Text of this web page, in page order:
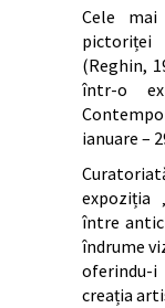
Cele
pictoriței
(Reghin,
într-o
ianuare –
expoziția
între
îndrume
creația